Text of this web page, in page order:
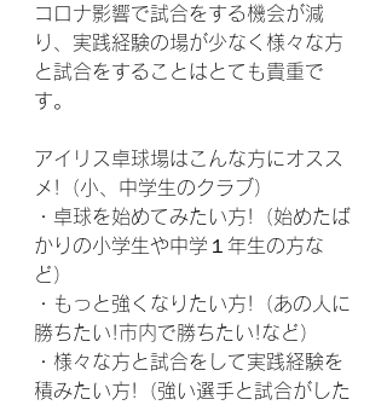
コロナ影響で試合をする機会が減
り、実践経験の場が少なく様々な方
と試合をすることはとても貴重で
す。
アイリス卓球場はこんな方にオスス
メ!（小、中学生のクラブ）
・卓球を始めてみたい方!（始めたば
かりの小学生や中学１年生の方な
ど）
・もっと強くなりたい方!（あの人に
勝ちたい!市内で勝ちたい!など）
・様々な方と試合をして実践経験を
積みたい方!（強い選手と試合がした